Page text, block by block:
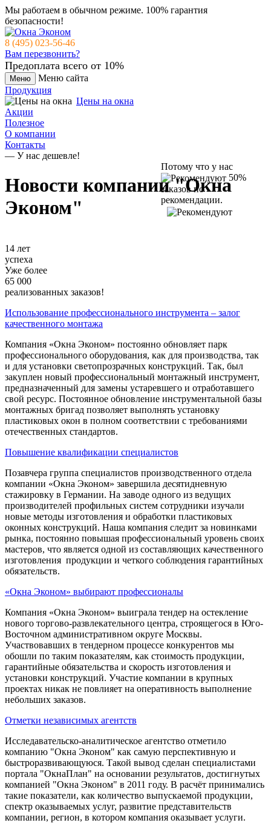
Мы работаем в обычном режиме. 100% гарантия
безопасности!
8 (495) 023-56-46
Вам перезвонить?
Предоплата всего от 10%
Меню
Меню сайта
Продукция
Цены на окна
Акции
Полезное
О компании
Контакты
— У нас дешевле!
Потому что у нас
50%
заказов по
рекомендации.
Новости компании "Окна
Эконом"
14 лет
успеха
Уже более
65 000
реализованных заказов!
Использование профессионального инструмента – залог
качественного монтажа
Компания «Окна Эконом» постоянно обновляет парк
профессионального оборудования, как для производства, так
и для установки светопрозрачных конструкций. Так, был
закуплен новый профессиональный монтажный инструмент,
предназначенный для замены устаревшего и отработавшего
свой ресурс. Постоянное обновление инструментальной базы
монтажных бригад позволяет выполнять установку
пластиковых окон в полном соответствии с требованиями
отечественных стандартов.
Повышение квалификации специалистов
Позавчера группа специалистов производственного отдела
компании «Окна Эконом» завершила десятидневную
стажировку в Германии. На заводе одного из ведущих
производителей профильных систем сотрудники изучали
новые методы изготовления и обработки пластиковых
оконных конструкций. Наша компания следит за новинками
рынка, постоянно повышая профессиональный уровень своих
мастеров, что является одной из составляющих качественного
изготовления продукции и четкого соблюдения гарантийных
обязательств.
«Окна Эконом» выбирают профессионалы
Компания «Окна Эконом» выиграла тендер на остекление
нового торгово-развлекательного центра, строящегося в Юго-
Восточном административном округе Москвы.
Участвовавших в тендерном процессе конкурентов мы
обошли по таким показателям, как стоимость продукции,
гарантийные обязательства и скорость изготовления и
установки конструкций. Участие компании в крупных
проектах никак не повлияет на оперативность выполнение
небольших заказов.
Отметки независимых агентств
Исследавательско-аналитическое агентство отметило
компанию "Окна Эконом" как самую перспективную и
быстроразвивающуюся. Такой вывод сделан специалистами
портала "ОкнаПлан" на основании результатов, достигнутых
компанией "Окна Эконом" в 2011 году. В расчёт принимались
такие показатели, как количество выпускаемой продукции,
спектр оказываемых услуг, развитие представительств
компании, регион, в котором компания оказывает услуги.